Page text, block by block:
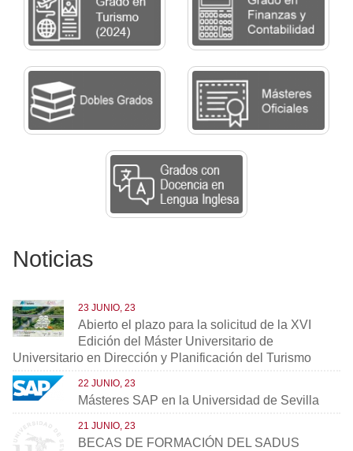
Noticias
23 JUNIO, 23
Abierto el plazo para la solicitud de la XVI
Edición del Máster Universitario de
Universitario en Dirección y Planificación del Turismo
22 JUNIO, 23
Másteres SAP en la Universidad de Sevilla
21 JUNIO, 23
BECAS DE FORMACIÓN DEL SADUS